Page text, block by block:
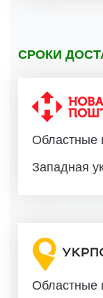
СРОКИ
Областные
Западная
Областные